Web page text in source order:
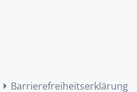
Barrierefreiheitserklärung